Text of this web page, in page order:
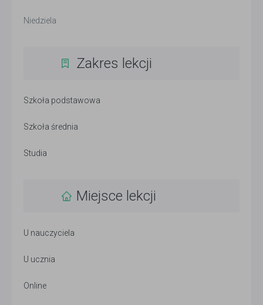
Niedziela
Zakres lekcji
Szkoła podstawowa
Szkoła średnia
Studia
Miejsce lekcji
U nauczyciela
U ucznia
Online